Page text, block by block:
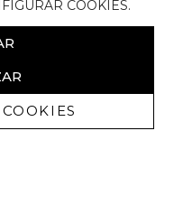
COOKIES.